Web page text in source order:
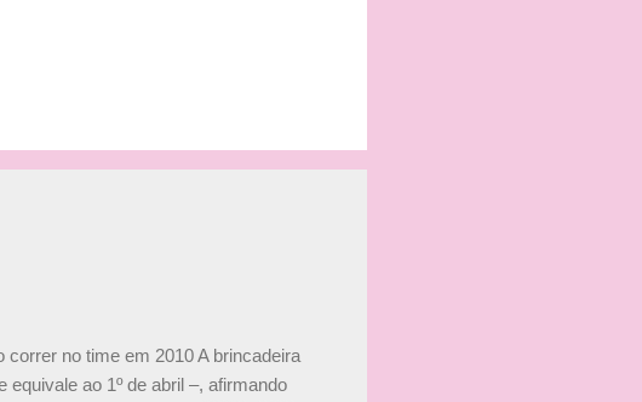
no time em 2010 A brincadeira
equivale ao 1º de abril –, afirmando